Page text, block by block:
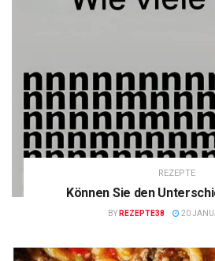
REZEPTE
Können Sie den
BY REZEPTE38 20